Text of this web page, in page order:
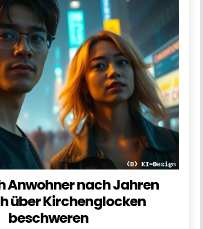
Anwohner nach Jahren
über Kirchenglocken
beschweren